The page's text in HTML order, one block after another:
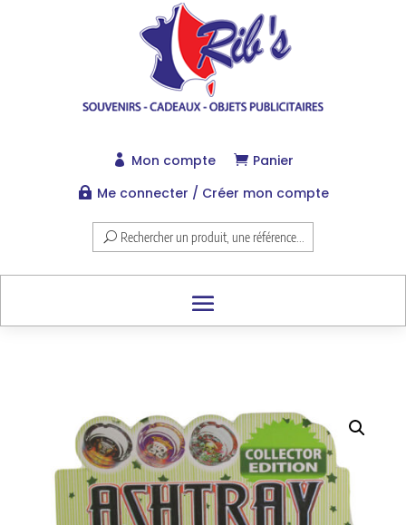
 Mon compte  Panier
 Me connecter / Créer mon compte
Rechercher un produit, une référence...